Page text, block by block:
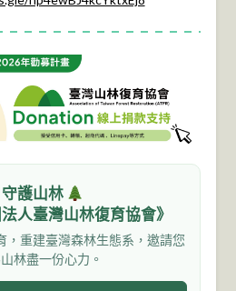
守護山林
人臺灣山林復育協會》
，重建臺灣森林生態系，邀請您
林盡一份心力。